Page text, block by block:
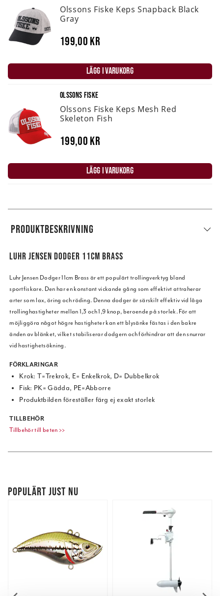
Olssons Fiske Keps Snapback Black
Gray
199,00 kr
LÄGG I VARUKORG
OLSSONS FISKE
Olssons Fiske Keps Mesh Red
Skeleton Fish
199,00 kr
LÄGG I VARUKORG
PRODUKTBESKRIVNING
LUHR JENSEN DODGER 11CM BRASS
Luhr Jensen Dodger 11cm Brass är ett populärt trollingverktyg bland
sportfiskare. Den har en konstant vickande gång som effektivt attraherar
arter som lax, öring och röding. Denna dodger är särskilt effektiv vid låga
trollinghastigheter mellan 1,3 och 1,9 knop, beroende på storlek. För att
möjliggöra något högre hastigheter kan ett blysänke fästas i den bakre
änden av blänket, vilket stabiliserar dodgern och förhindrar att den snurrar
vid hastighetsökning.
FÖRKLARINGAR
Krok: T=Trekrok, E= Enkelkrok, D= Dubbelkrok
Fisk: PK= Gädda, PE=Abborre
Produktbilden föreställer färg ej exakt storlek
TILLBEHÖR
Tillbehör till beten >>
POPULÄRT JUST NU